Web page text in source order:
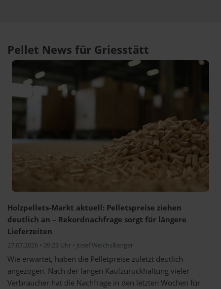
Pellet News für Griesstätt
Holzpellets-Markt aktuell: Pelletspreise ziehen
deutlich an – Rekordnachfrage sorgt für längere
Lieferzeiten
27.07.2026 • 09:23 Uhr • Josef Weichslberger
Wie erwartet, haben die Pelletpreise zuletzt deutlich
angezogen. Nach der langen Kaufzurückhaltung vieler
Verbraucher hat die Nachfrage in den letzten Wochen für